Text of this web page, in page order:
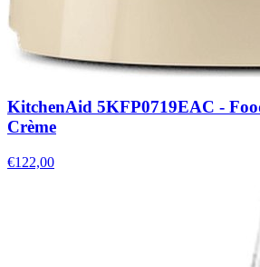
KitchenAid 5KFP0719EAC -
Crème
€122,00